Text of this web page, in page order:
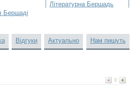
Бершаді
Літературна Бершадь
Відгуки Актуально Нам пишуть
0